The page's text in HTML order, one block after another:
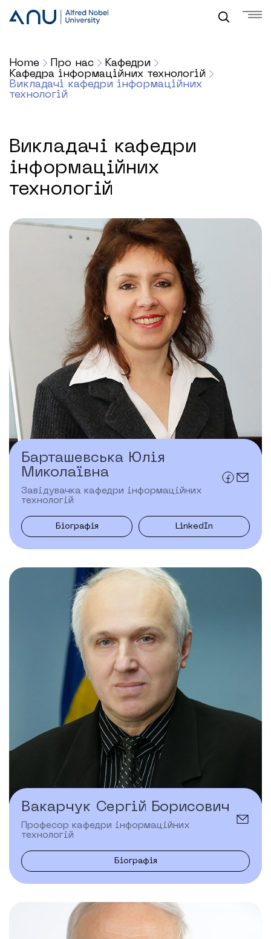
Home Про нас
Кафедри
Кафедра інформаційних технологій
Викладачі кафедри інформаційних
технологій
Викладачі кафедри
інформаційних
технологій
Барташевська Юлія
Миколаївна
Завідувачка кафедри інформаційних
технологій
Біографія LinkedIn
Вакарчук Сергій Борисович
Професор кафедри інформаційних
технологій
Біографія